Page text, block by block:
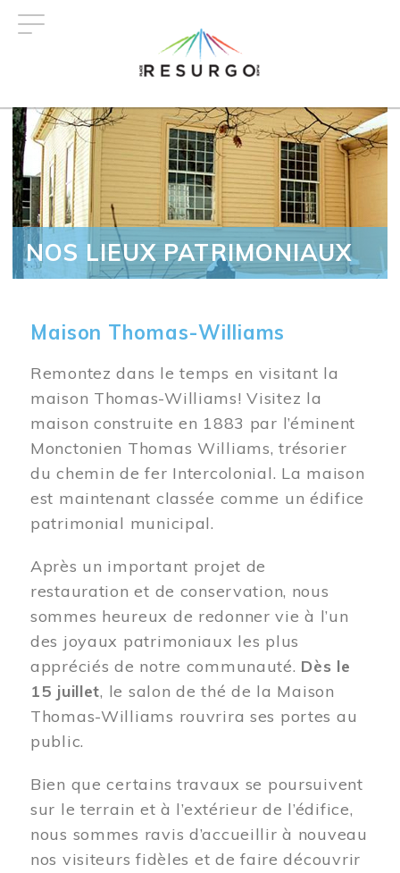
NOS LIEUX PATRIMONIAUX
Maison Thomas-Williams
Remontez dans le temps en visitant la
maison Thomas-Williams! Visitez la
maison construite en 1883 par l’éminent
Monctonien Thomas Williams, trésorier
du chemin de fer Intercolonial. La maison
est maintenant classée comme un édifice
patrimonial municipal.
Après un important projet de
restauration et de conservation, nous
sommes heureux de redonner vie à l’un
des joyaux patrimoniaux les plus
appréciés de notre communauté. Dès le
15 juillet, le salon de thé de la Maison
Thomas-Williams rouvrira ses portes au
public.
Bien que certains travaux se poursuivent
sur le terrain et à l’extérieur de l’édifice,
nous sommes ravis d’accueillir à nouveau
nos visiteurs fidèles et de faire découvrir